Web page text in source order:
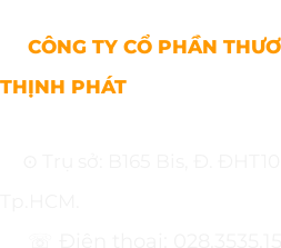
CÔNG TY CỔ PHẦN
THỊNH PHÁT